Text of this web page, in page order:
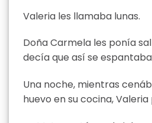
Valeria les llamaba lunas.
Doña Carmela les ponía
decía que así se
Una noche, mientras
huevo en su cocina,